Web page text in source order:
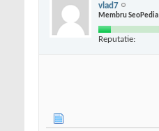
vlad7
Membru SeoPedia
Reputatie: